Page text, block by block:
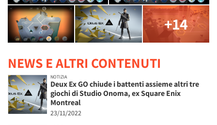
+14
NEWS E ALTRI CONTENUTI
NOTIZIA
Deux Ex GO chiude i battenti assieme altri tre
giochi di Studio Onoma, ex Square Enix
Montreal
23/11/2022